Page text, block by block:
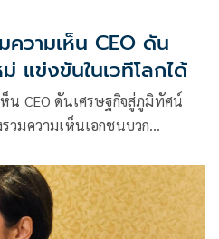
ามเห็น CEO ดัน
แข่งขันในเวทีโลกได้
ฐกิจสู่ภูมิทัศน์
วมความเห็นเอกชนบวก